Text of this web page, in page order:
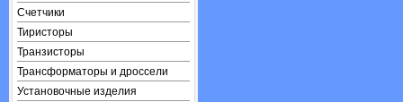
Счетчики
Тиристоры
Транзисторы
Трансформаторы и дроссели
Установочные изделия